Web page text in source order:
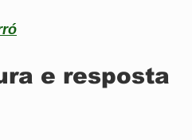
e resposta